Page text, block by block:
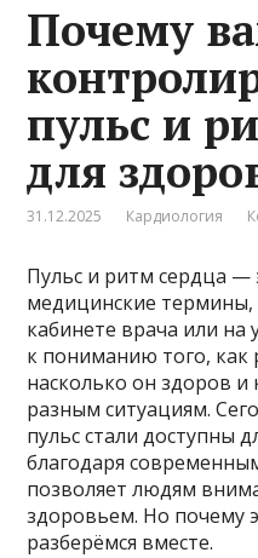
Почему
пульс и
для
31.12.2025 Кардиология
Пульс и ритм сердца —
медицинские
кабинете врача или на
к пониманию того, как
насколько он здоров и
разным ситуациям.
пульс стали доступны
благодаря
позволяет людям
здоровьем. Но почему
разберёмся вместе.